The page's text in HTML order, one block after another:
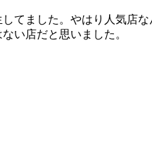
てました。やはり人気店
い店だと思いました。